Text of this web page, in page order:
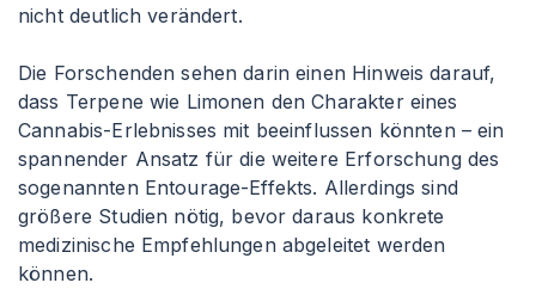
nicht deutlich verändert.
Die Forschenden sehen darin einen Hinweis darauf,
dass Terpene wie Limonen den Charakter eines
Cannabis-Erlebnisses mit beeinflussen könnten – ein
spannender Ansatz für die weitere Erforschung des
sogenannten Entourage-Effekts. Allerdings sind
größere Studien nötig, bevor daraus konkrete
medizinische Empfehlungen abgeleitet werden
können.